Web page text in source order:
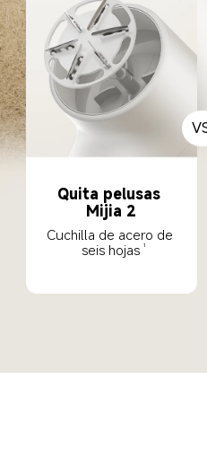
Quita pelusas
Mijia 2
Cuchilla de acero de
seis hojas 1